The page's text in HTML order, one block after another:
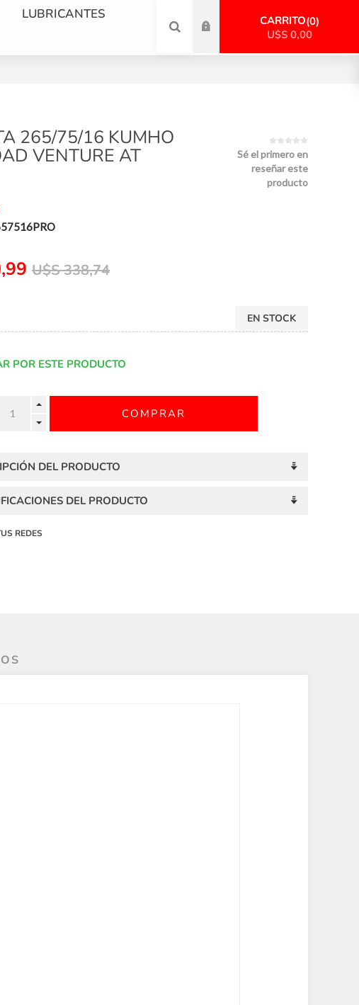
LUBRICANTES
CARRITO 0
U$S 0,00
265/75/16 KUMHO
VENTURE AT
Sé el primero en
reseñar este
producto
U$S 338,74
EN STOCK
POR ESTE PRODUCTO
DEL PRODUCTO
DEL PRODUCTO
REDES